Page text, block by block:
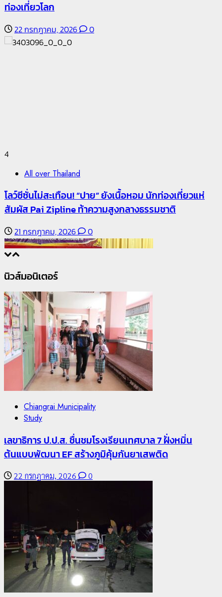
ท่องเที่ยวโลก
22 กรกฎาคม, 2026 0
4
All over Thailand
โลว์ซีซั่นไม่สะเทือน! “ปาย” ยังเนื้อหอม นักท่องเที่ยวแห่
สัมผัส Pai Zipline ท้าความสูงกลางธรรมชาติ
21 กรกฎาคม, 2026 0
5
News
นักเรียนเลขประจำตัว G อำเภอแม่สรวย
20 กรกฎาคม, 2026 0
1
Chiangrai Municipality
Study
นิวส์มอนิเตอร์
Chiangrai Municipality
Study
เลขาธิการ ป.ป.ส. ชื่นชมโรงเรียนเทศบาล 7 ฝั่งหมิ่น
ต้นแบบพัฒนา EF สร้างภูมิคุ้มกันยาเสพติด
22 กรกฎาคม, 2026 0